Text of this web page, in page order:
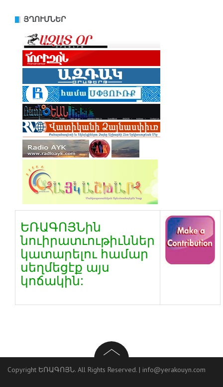
ՅՂՈՒՄՆԵՐ
ԵՌԱԳՈՅՆին
նուիրատւութիւններ
կատարելու համար
սեղմեցէք այս
կոճակին:
Copyright ԵՌԱԳՈՅՆ. All Rights Reserved. | info@yerakouyn.com